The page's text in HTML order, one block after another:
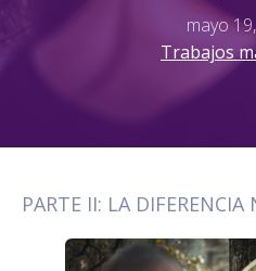
mayo
Trabajos
PARTE II: LA DIFERENCIA